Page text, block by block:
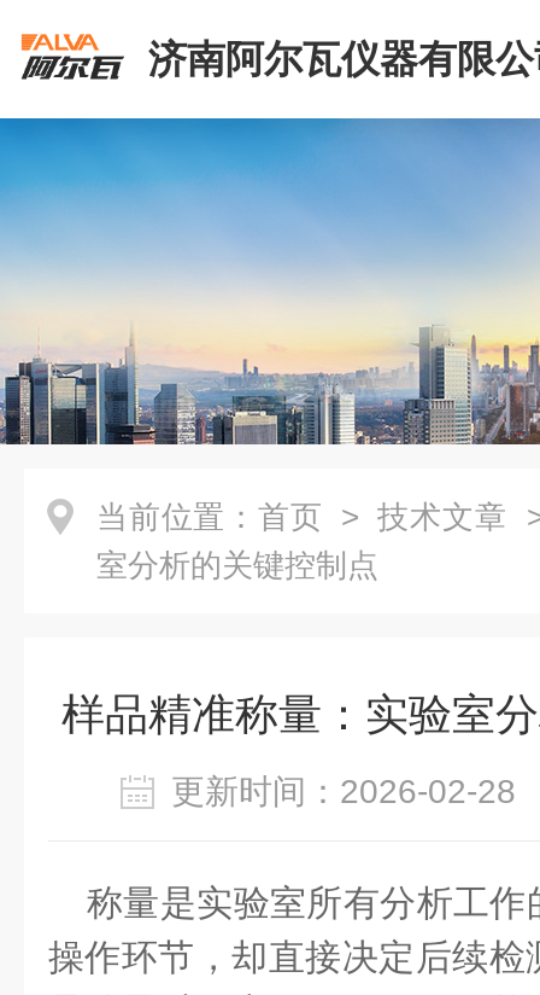
济南阿尔瓦仪器有限
当前位置： 首页 > 技术文章
室分析的关键控制点
样品精准称量：实验室
更新时间：2026-02-
称量是实验室所有分析工
操作环节，却直接决定后续